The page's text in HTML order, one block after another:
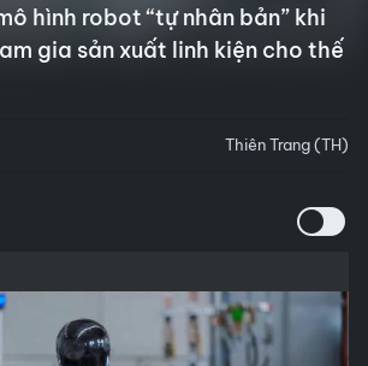
hình robot “tự nhân bản” khi
gia sản xuất linh kiện cho thế
Thiên Trang (TH)